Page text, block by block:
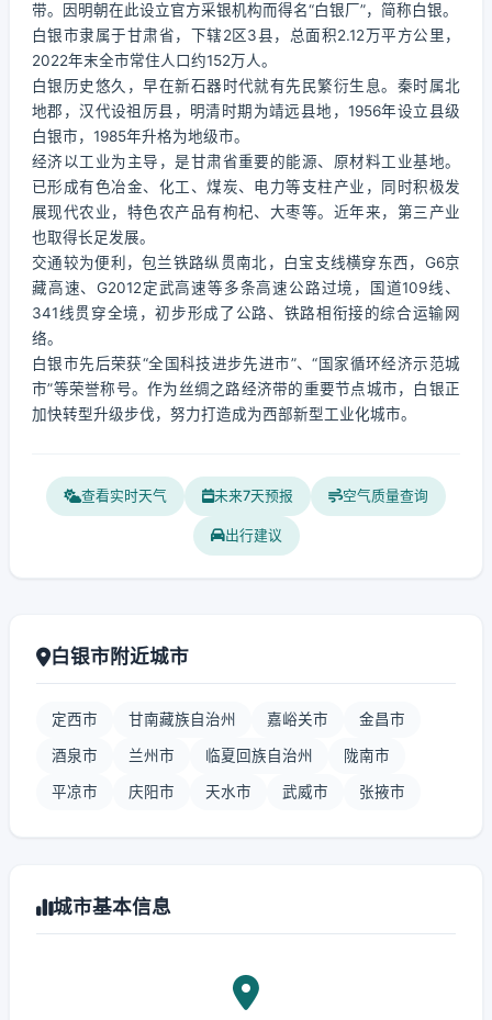
带。因明朝在此设立官方采银机构而得名“白银厂”，简称白银。
白银市隶属于甘肃省，下辖2区3县，总面积2.12万平方公里，
2022年末全市常住人口约152万人。
白银历史悠久，早在新石器时代就有先民繁衍生息。秦时属北
地郡，汉代设祖厉县，明清时期为靖远县地，1956年设立县级
白银市，1985年升格为地级市。
经济以工业为主导，是甘肃省重要的能源、原材料工业基地。
已形成有色冶金、化工、煤炭、电力等支柱产业，同时积极发
展现代农业，特色农产品有枸杞、大枣等。近年来，第三产业
也取得长足发展。
交通较为便利，包兰铁路纵贯南北，白宝支线横穿东西，G6京
藏高速、G2012定武高速等多条高速公路过境，国道109线、
341线贯穿全境，初步形成了公路、铁路相衔接的综合运输网
络。
白银市先后荣获“全国科技进步先进市”、“国家循环经济示范城
市”等荣誉称号。作为丝绸之路经济带的重要节点城市，白银正
加快转型升级步伐，努力打造成为西部新型工业化城市。
查看实时天气 未来7天预报 空气质量查询
出行建议
白银市附近城市
定西市 甘南藏族自治州 嘉峪关市 金昌市
酒泉市 兰州市 临夏回族自治州 陇南市
平凉市 庆阳市 天水市 武威市 张掖市
城市基本信息